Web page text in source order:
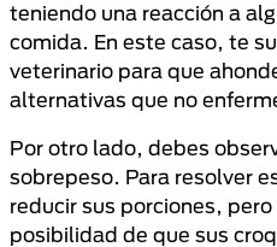
teniendo una reacción a
comida. En este caso, te
veterinario para que
alternativas que no
Por otro lado, debes
sobrepeso. Para resolver
reducir sus porciones,
posibilidad de que sus